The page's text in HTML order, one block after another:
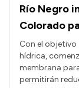
Río Negro
Colorado
Con el
hídrica,
membrana
permitirán